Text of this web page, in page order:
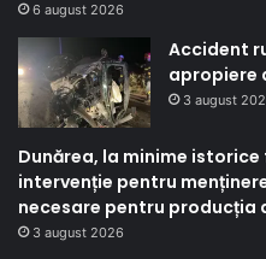
6 august 2026
Accident
apropiere
3 august
Dunărea, la minime
intervenție pentru
necesare pentru producția
3 august 2026